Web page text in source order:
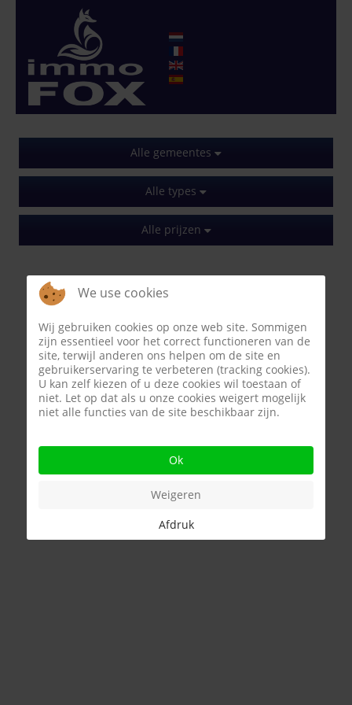
Alle gemeentes
Alle types
Alle prijzen
AGADIR (Marokko)
We use cookies
Wij gebruiken cookies op onze web site. Sommigen
zijn essentieel voor het correct functioneren van de
site, terwijl anderen ons helpen om de site en
gebruikerservaring te verbeteren (tracking cookies).
U kan zelf kiezen of u deze cookies wil toestaan of
niet. Let op dat als u onze cookies weigert mogelijk
niet alle functies van de site beschikbaar zijn.
Ok
Weigeren
Afdruk